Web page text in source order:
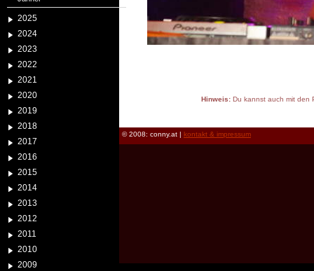
2025
2024
2023
2022
2021
2020
2019
2018
2017
2016
2015
2014
2013
2012
2011
2010
2009
Hinweis:Du kannst auch mit den
© 2008: conny.at | kontakt & impressum